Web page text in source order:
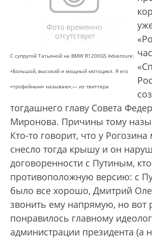
С супругой Татьяной на BMW R1200GS Adventure:
«Большой, высокий и мощный мотоцикл. Я его
«трофейным» называю»,— из твиттера
тогдашнего главу Совета
Миронова. Причины тому
Кто-то говорит, что у Рогозина
снесло тогда крышу и он
договоренности с Путиным,
противоположную версию: с
было все хорошо, Дмитрий
звонить ему напрямую, но вот
понравилось главному
администрации президента (а